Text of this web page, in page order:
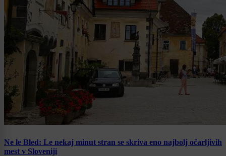
Ne le Bled: Le nekaj minut stran se skriva eno najbolj očarljivih
mest v Sloveniji